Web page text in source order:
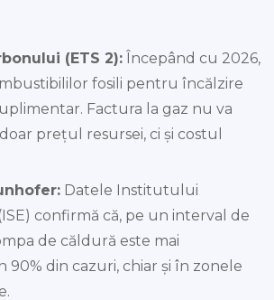
(ETS 2): Începând cu 2026,
fosili pentru încălzire
Factura la gaz nu va
prețul resursei, ci și costul
Datele Institutului
confirmă că, pe un interval de
de căldură este mai
90% din cazuri, chiar și în zonele